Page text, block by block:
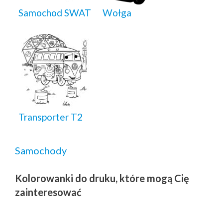
Samochod SWAT Wołga
Transporter T2
Samochody
Kolorowanki do druku, które mogą Cię
zainteresować